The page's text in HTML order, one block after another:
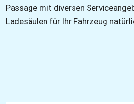
Passage mit diversen
Ladesäulen für Ihr Fahrzeug